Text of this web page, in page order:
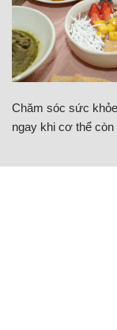
Chăm sóc sức
ngay khi cơ thể còn